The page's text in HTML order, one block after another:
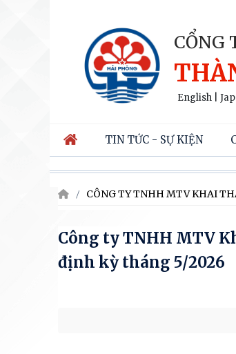
CỔNG
English
TIN TỨC - SỰ KIỆN
CÔNG TY TNHH MTV KHAI
Công ty TNHH MTV
định kỳ tháng 5/2026